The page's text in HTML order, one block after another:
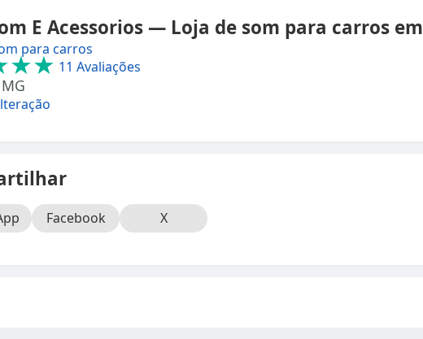
E Acessorios — Loja de som para carros
para carros
11 Avaliações
Facebook X